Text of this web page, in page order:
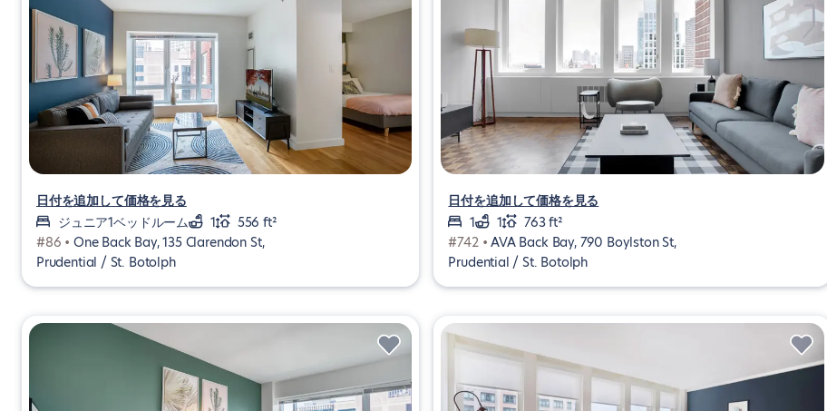
日付を追加して価格を見る
ジュニア1ベッドルーム
1
556 ft²
#86 • One Back Bay, 135 Clarendon St,
Prudential / St. Botolph
日付を追加して価格を見る
1
1
763 ft²
#742 •AVA Back Bay, 790 Boylston St,
Prudential / St. Botolph